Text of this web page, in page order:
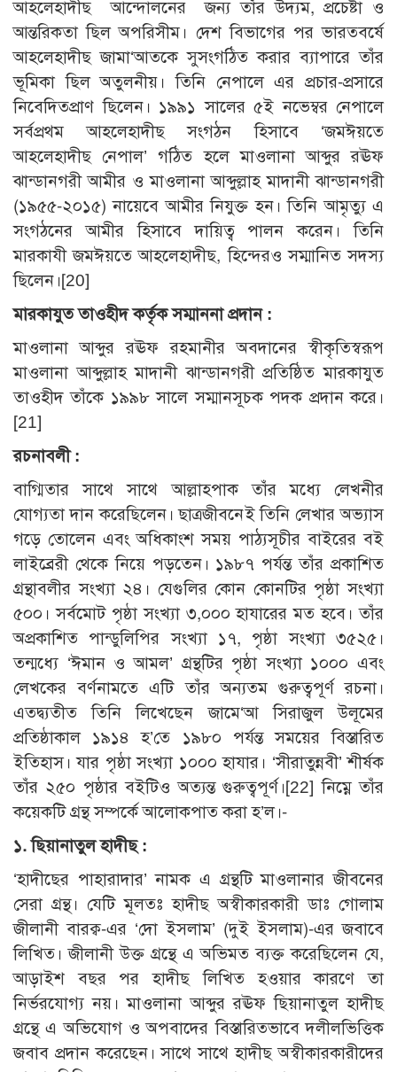
আহলেহাদীছ আন্দোলনের জন্য তাঁর উদ্যম, প্রচেষ্টা ও
আন্তরিকতা ছিল অপরিসীম। দেশ বিভাগের পর ভারতবর্ষে
আহলেহাদীছ জামা‘আতকে সুসংগঠিত করার ব্যাপারে তাঁর
ভূমিকা ছিল অতুলনীয়। তিনি নেপালে এর প্রচার-প্রসারে
নিবেদিতপ্রাণ ছিলেন। ১৯৯১ সালের ৫ই নভেম্বর নেপালে
সর্বপ্রথম আহলেহাদীছ সংগঠন হিসাবে ‘জমঈয়তে
আহলেহাদীছ নেপাল’ গঠিত হলে মাওলানা আব্দুর রঊফ
ঝান্ডানগরী আমীর ও মাওলানা আব্দুল্লাহ মাদানী ঝান্ডানগরী
(১৯৫৫-২০১৫) নায়েবে আমীর নিযুক্ত হন। তিনি আমৃত্যু এ
সংগঠনের আমীর হিসাবে দায়িত্ব পালন করেন। তিনি
মারকাযী জমঈয়তে আহলেহাদীছ, হিন্দেরও সম্মানিত সদস্য
ছিলেন।[20]
মারকাযুত তাওহীদ কর্তৃক সম্মাননা প্রদান :
মাওলানা আব্দুর রঊফ রহমানীর অবদানের স্বীকৃতিস্বরূপ
মাওলানা আব্দুল্লাহ মাদানী ঝান্ডানগরী প্রতিষ্ঠিত মারকাযুত
তাওহীদ তাঁকে ১৯৯৮ সালে সম্মানসূচক পদক প্রদান করে।
[21]
রচনাবলী :
বাগ্মিতার সাথে সাথে আল্লাহপাক তাঁর মধ্যে লেখনীর
যোগ্যতা দান করেছিলেন। ছাত্রজীবনেই তিনি লেখার অভ্যাস
গড়ে তোলেন এবং অধিকাংশ সময় পাঠ্যসূচীর বাইরের বই
লাইব্রেরী থেকে নিয়ে পড়তেন। ১৯৮৭ পর্যন্ত তাঁর প্রকাশিত
গ্রন্থাবলীর সংখ্যা ২৪। যেগুলির কোন কোনটির পৃষ্ঠা সংখ্যা
৫০০। সর্বমোট পৃষ্ঠা সংখ্যা ৩,০০০ হাযারের মত হবে। তাঁর
অপ্রকাশিত পান্ডুলিপির সংখ্যা ১৭, পৃষ্ঠা সংখ্যা ৩৫২৫।
তন্মধ্যে ‘ঈমান ও আমল’ গ্রন্থটির পৃষ্ঠা সংখ্যা ১০০০ এবং
লেখকের বর্ণনামতে এটি তাঁর অন্যতম গুরুত্বপূর্ণ রচনা।
এতদ্ব্যতীত তিনি লিখেছেন জামে‘আ সিরাজুল উলূমের
প্রতিষ্ঠাকাল ১৯১৪ হ’তে ১৯৮০ পর্যন্ত সময়ের বিস্তারিত
ইতিহাস। যার পৃষ্ঠা সংখ্যা ১০০০ হাযার। ‘সীরাতুন্নবী’ শীর্ষক
তাঁর ২৫০ পৃষ্ঠার বইটিও অত্যন্ত গুরুত্বপূর্ণ।[22] নিম্নে তাঁর
কয়েকটি গ্রন্থ সম্পর্কে আলোকপাত করা হ’ল।-
১. ছিয়ানাতুল হাদীছ :
‘হাদীছের পাহারাদার’ নামক এ গ্রন্থটি মাওলানার জীবনের
সেরা গ্রন্থ। যেটি মূলতঃ হাদীছ অস্বীকারকারী ডাঃ গোলাম
জীলানী বারক্ব-এর ‘দো ইসলাম’ (দুই ইসলাম)-এর জবাবে
লিখিত। জীলানী উক্ত গ্রন্থে এ অভিমত ব্যক্ত করেছিলেন যে,
আড়াইশ বছর পর হাদীছ লিখিত হওয়ার কারণে তা
নির্ভরযোগ্য নয়। মাওলানা আব্দুর রঊফ ছিয়ানাতুল হাদীছ
গ্রন্থে এ অভিযোগ ও অপবাদের বিস্তারিতভাবে দলীলভিত্তিক
জবাব প্রদান করেছেন। সাথে সাথে হাদীছ অস্বীকারকারীদের